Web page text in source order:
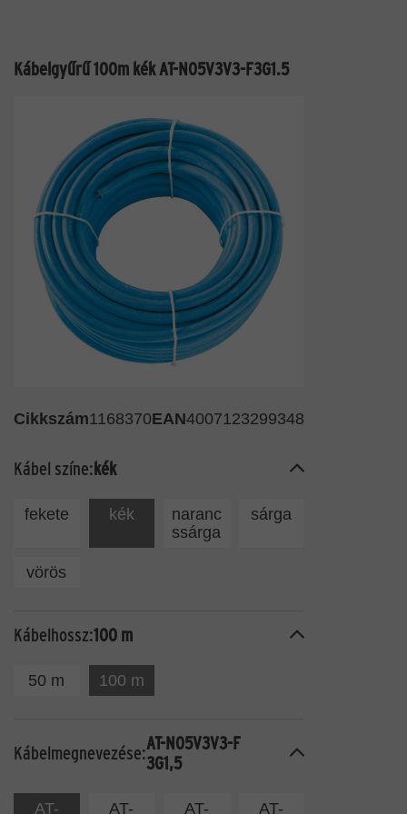
Kábelgyűrű 100m kék AT-N05V3V3-F3G1.5
Cikkszám1168370EAN4007123299348
Kábel színe:kék
fekete kék
naranc
ssárga
sárga
vörös
Kábelhossz:100 m
50 m 100 m
Kábelmegnevezése:AT-N05V3V3-F
3G1,5
AT-
AT-
AT-
AT-